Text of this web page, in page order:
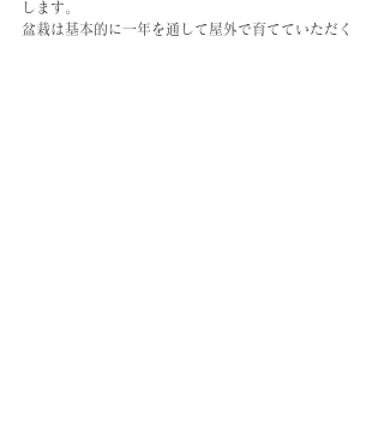
します。
盆栽は基本的に一年を通して屋外で育てていただく